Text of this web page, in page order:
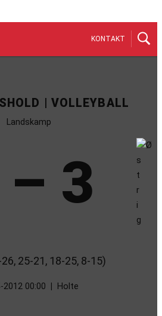
KONTAKT
| VOLLEYBALL
Landskamp
3
25-21, 18-25, 8-15)
2012 00:00 Holte